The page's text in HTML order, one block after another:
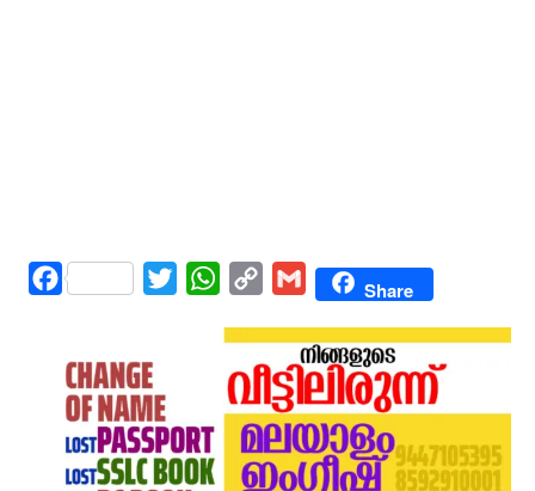
Facebook Twitter WhatsAppCopy
Gmail Share